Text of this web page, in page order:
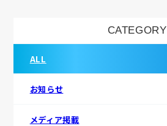
CATEGORY
ALL
お知らせ
メディア掲載